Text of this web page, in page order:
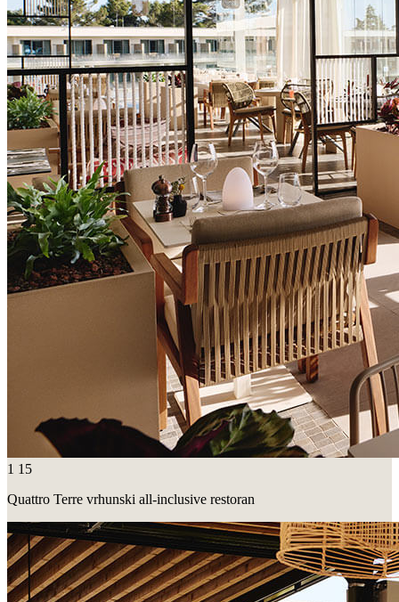
1 15
Quattro Terre vrhunski all-inclusive restoran